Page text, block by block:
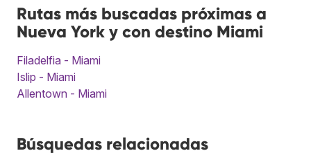
Rutas más buscadas próximas a
Nueva York y con destino Miami
Filadelfia - Miami
Islip - Miami
Allentown - Miami
Búsquedas relacionadas